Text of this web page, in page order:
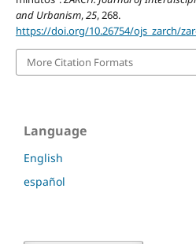
and Urbanism,25, 268.
https://doi.org/10.26754/ojs_zarch/
More Citation Formats
Language
English
español